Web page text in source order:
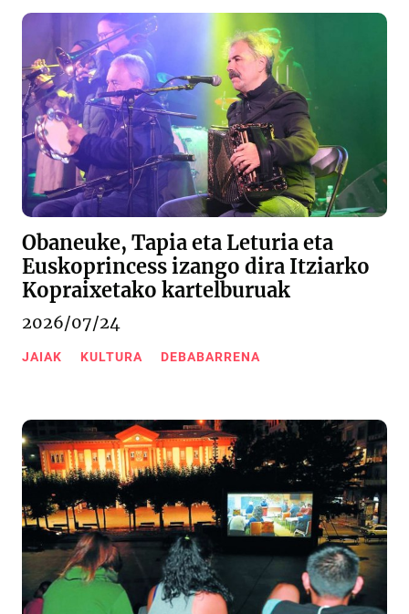
Obaneuke, Tapia eta Leturia eta
Euskoprincess izango dira Itziarko
Kopraixetako kartelburuak
2026/07/24
JAIAK KULTURA DEBABARRENA